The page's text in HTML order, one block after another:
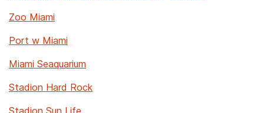
Zoo Miami
Port w Miami
Miami Seaquarium
Stadion Hard Rock
Stadion Sun Life